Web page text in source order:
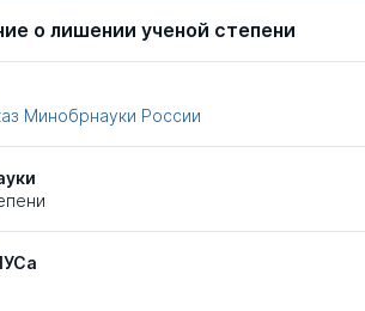
о лишении ученой степени
Минобрнауки России